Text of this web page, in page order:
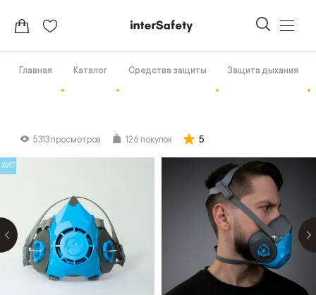
Главная Каталог Средства защиты Защита дыхания
5313 просмотров 126 покупок 5
ХИТ